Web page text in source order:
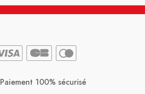
Paiement 100% sécurisé